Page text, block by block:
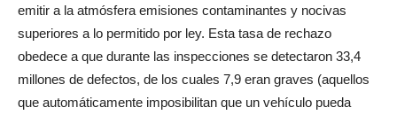
emitir a la atmósfera emisiones contaminantes y nocivas
superiores a lo permitido por ley. Esta tasa de rechazo
obedece a que durante las inspecciones se detectaron 33,4
millones de defectos, de los cuales 7,9 eran graves (aquellos
que automáticamente imposibilitan que un vehículo pueda